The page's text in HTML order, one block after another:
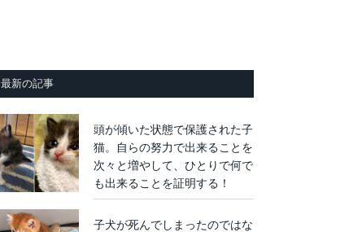
最新の記事
頭が傾いた状態で保護された子
猫。自らの努力で出来ることを
次々と増やして、ひとりで何で
も出来ることを証明する！
子犬が死んでしまったのではな